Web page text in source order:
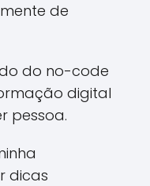
de
do no-code
digital
pessoa.
dicas